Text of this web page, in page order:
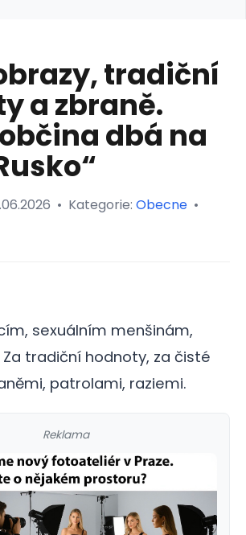
tradiční
a zbraně.
dbá na
• Kategorie: Obecne •
sexuálním menšinám,
tradiční hodnoty, za čisté
patrolami, raziemi.
Reklama